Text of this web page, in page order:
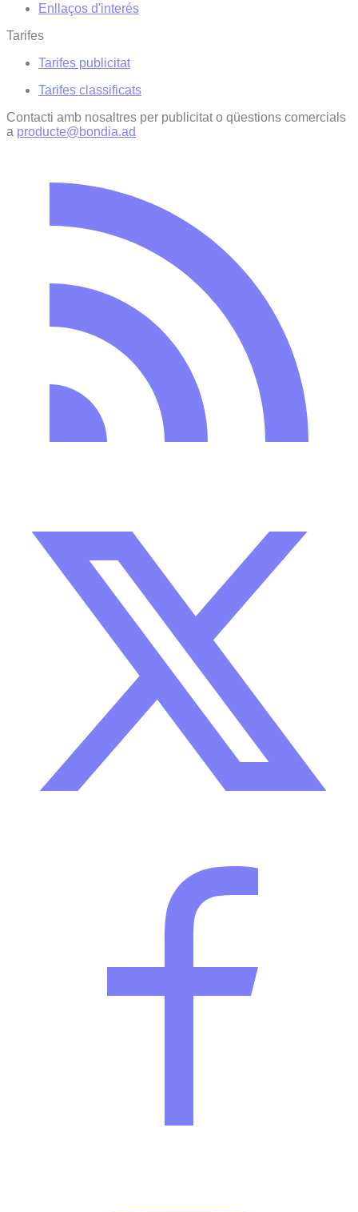
Enllaços d'interés
Tarifes
Tarifes publicitat
Tarifes classificats
Contacti amb nosaltres per publicitat o qüestions comercials
a producte@bondia.ad